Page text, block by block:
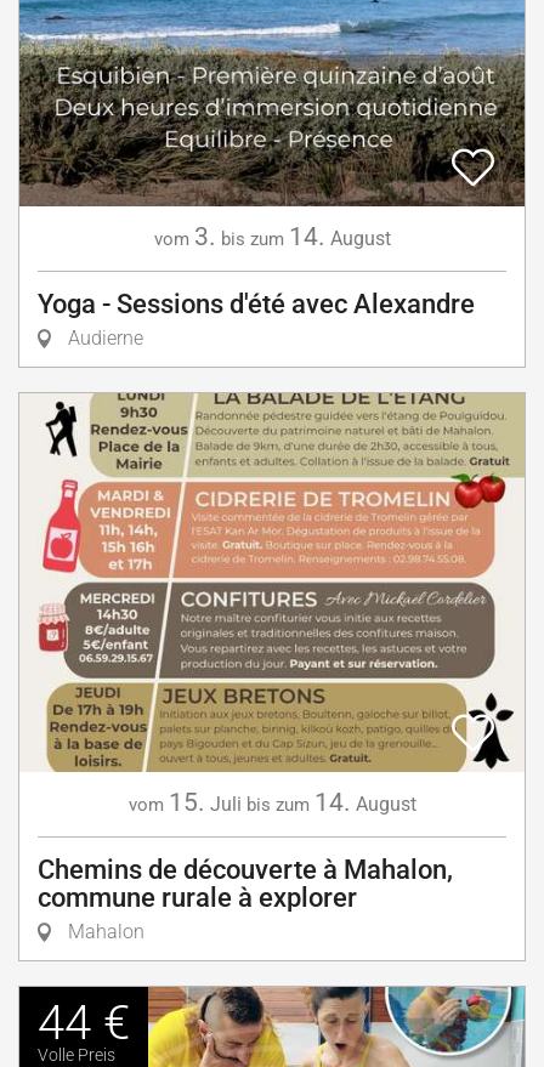
vom 3. bis zum 14. August
Yoga - Sessions d'été avec Alexandre
Audierne
vom 15. Juli bis zum 14. August
Chemins de découverte à Mahalon,
commune rurale à explorer
Mahalon
44 €
Volle Preis